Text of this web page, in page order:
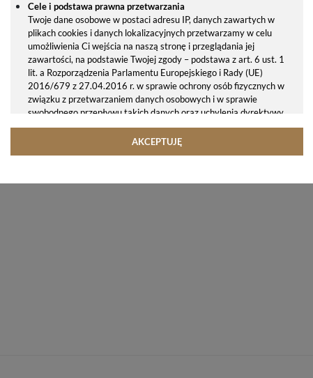
Cele i podstawa prawna przetwarzania
Twoje dane osobowe w postaci adresu IP, danych zawartych w
plikach cookies i danych lokalizacyjnych przetwarzamy w celu
umożliwienia Ci wejścia na naszą stronę i przeglądania jej
zawartości, na podstawie Twojej zgody – podstawa z art. 6 ust. 1
lit. a Rozporządzenia Parlamentu Europejskiego i Rady (UE)
2016/679 z 27.04.2016 r. w sprawie ochrony osób fizycznych w
związku z przetwarzaniem danych osobowych i w sprawie
swobodnego przepływu takich danych oraz uchylenia dyrektywy
95/46/WE (ogólne rozporządzenie o ochronie danych, tj. RODO).
Twoje dane osobowe możemy udostępniać hostingodawcy. Takie
zgodnie z naszymi poleceniami. Przekazujemy Twoje dane poza
AKCEPTUJĘ